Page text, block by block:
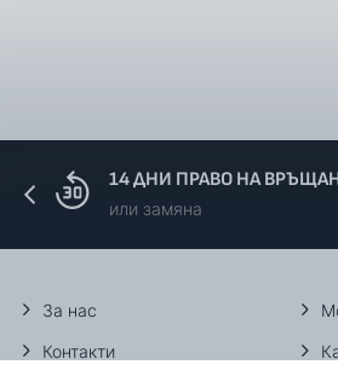
14 ДНИ ПРАВО НА
или замяна
За нас
Контакти